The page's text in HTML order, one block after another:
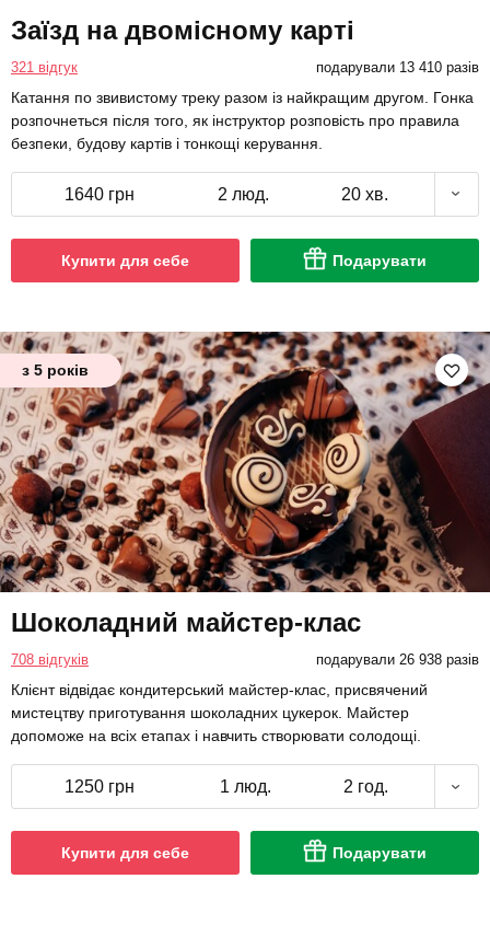
Заїзд на двомісному карті
321 відгук подарували 13 410 разів
Катання по звивистому треку разом із найкращим другом. Гонка
розпочнеться після того, як інструктор розповість про правила
безпеки, будову картів і тонкощі керування.
1640 грн 2 люд. 20 хв.
Купити для себе Подарувати
з 5 років
Шоколадний майстер-клас
708 відгуків подарували 26 938 разів
Клієнт відвідає кондитерський майстер-клас, присвячений
мистецтву приготування шоколадних цукерок. Майстер
допоможе на всіх етапах і навчить створювати солодощі.
1250 грн 1 люд. 2 год.
Купити для себе Подарувати